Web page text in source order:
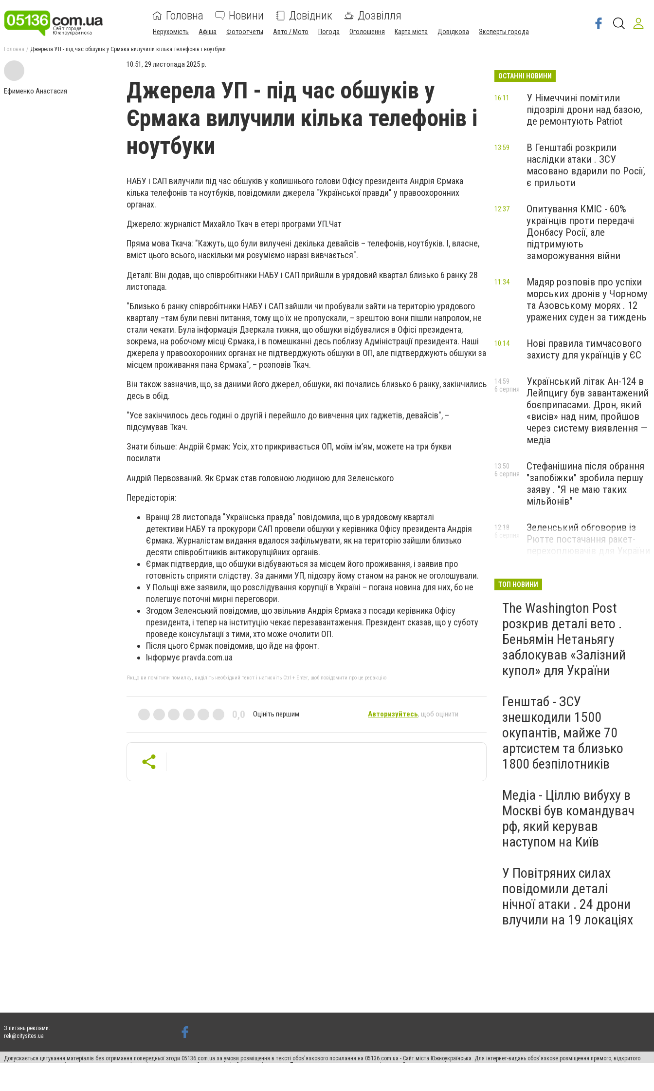
Головна Новини Довідник Дозвілля
Нерухомість Афіша Фотоотчеты Авто / Мото Погода Оголошення Карта міста Довідкова Эксперты города
Головна Джерела УП - під час обшуків у Єрмака вилучили кілька телефонів і ноутбуки
Ефименко Анастасия
10:51, 29 листопада 2025 р.
Джерела УП - під час обшуків у
Єрмака вилучили кілька телефонів і
ноутбуки
НАБУ і САП вилучили під час обшуків у колишнього голови Офісу президента Андрія Єрмака
кілька телефонів та ноутбуків, повідомили джерела "Української правди" у правоохоронних
органах.
Джерело: журналіст Михайло Ткач в етері програми УП.Чат
Пряма мова Ткача: "Кажуть, що були вилучені декілька девайсів – телефонів, ноутбуків. І, власне,
вміст цього всього, наскільки ми розуміємо наразі вивчається".
Деталі: Він додав, що співробітники НАБУ і САП прийшли в урядовий квартал близько 6 ранку 28
листопада.
"Близько 6 ранку співробітники НАБУ і САП зайшли чи пробували зайти на територію урядового
кварталу –там були певні питання, тому що їх не пропускали, – зрештою вони пішли напролом, не
стали чекати. Була інформація Дзеркала тижня, що обшуки відбувалися в Офісі президента,
зокрема, на робочому місці Єрмака, і в помешканні десь поблизу Адміністрації президента. Наші
джерела у правоохоронних органах не підтверджують обшуки в ОП, але підтверджують обшуки за
місцем проживання пана Єрмака", – розповів Ткач.
Він також зазначив, що, за даними його джерел, обшуки, які почались близько 6 ранку, закінчились
десь в обід.
"Усе закінчилось десь годині о другій і перейшло до вивчення цих гаджетів, девайсів", –
підсумував Ткач.
Знати більше: Андрій Єрмак: Усіх, хто прикривається ОП, моїм імʼям, можете на три букви
посилати
Андрій Первозваний. Як Єрмак став головною людиною для Зеленського
Передісторія:
Вранці 28 листопада "Українська правда" повідомила, що в урядовому кварталі
детективи НАБУ та прокурори САП провели обшуки у керівника Офісу президента Андрія
Єрмака. Журналістам видання вдалося зафільмувати, як на територію зайшли близько
десяти співробітників антикорупційних органів.
Єрмак підтвердив, що обшуки відбуваються за місцем його проживання, і заявив про
готовність сприяти слідству. За даними УП, підозру йому станом на ранок не оголошували.
У Польщі вже заявили, що розслідування корупції в Україні – погана новина для них, бо не
полегшує поточні мирні переговори.
Згодом Зеленський повідомив, що звільнив Андрія Єрмака з посади керівника Офісу
президента, і тепер на інституцію чекає перезавантаження. Президент сказав, що у суботу
проведе консультації з тими, хто може очолити ОП.
Після цього Єрмак повідомив, що йде на фронт.
Інформує pravda.com.ua
Якщо ви помітили помилку, виділіть необхідний текст і натисніть Ctrl + Enter, щоб повідомити про це редакцію
0,0 Оцініть першим Авторизуйтесь, щоб оцінити
ОСТАННІ НОВИНИ
У Німеччині помітили
підозрілі дрони над базою,
де ремонтують Patriot
16:11
В Генштабі розкрили
наслідки атаки . ЗСУ
масовано вдарили по Росії,
є прильоти
13:59
Опитування КМІС - 60%
українців проти передачі
Донбасу Росії, але
підтримують
заморожування війни
12:37
Мадяр розповів про успіхи
морських дронів у Чорному
та Азовському морях . 12
уражених суден за тиждень
11:34
Нові правила тимчасового
захисту для українців у ЄС
10:14
Український літак Ан-124 в
Лейпцигу був завантажений
боєприпасами. Дрон, який
«висів» над ним, пройшов
через систему виявлення —
медіа
14:59
6 серпня
Стефанішина після обрання
"запобіжки" зробила першу
заяву . "Я не маю таких
мільйонів"
13:50
6 серпня
Зеленський обговорив із
Рютте постачання ракет-
перехоплювачів для України
12:18
6 серпня
ТОП НОВИНИ
The Washington Post
розкрив деталі вето .
Беньямін Нетаньягу
заблокував «Залізний
купол» для України
Генштаб - ЗСУ
знешкодили 1500
окупантів, майже 70
артсистем та близько
1800 безпілотників
Медіа - Ціллю вибуху в
Москві був командувач
рф, який керував
наступом на Київ
У Повітряних силах
повідомили деталі
нічної атаки . 24 дрони
влучили на 19 локаціях
З питань реклами:
rek@citysites.ua
Допускається цитування матеріалів без отримання попередньої згоди 05136.com.ua за умови розміщення в тексті обов'язкового посилання на 05136.com.ua - Сайт міста Южноукраїнська. Для інтернет-видань обов'язкове розміщення прямого, відкритого
для пошукових систем гіперпосилання на цитовані статті не нижче другого абзацу в тексті або в якості джерела. Порушення виняткових прав переслідується Законом.